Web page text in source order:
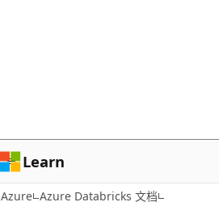
容
Learn
Azure Azure Databricks 文档